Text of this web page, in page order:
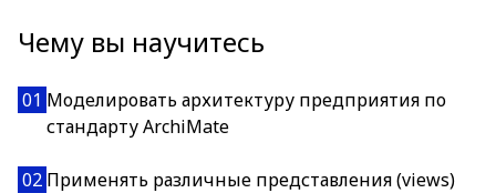
Чему вы научитесь
01 Моделировать архитектуру предприятия по
стандарту ArchiMate
02 Применять различные представления (views)